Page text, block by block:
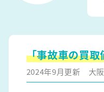
「事故車の買
2024年9月更新 大